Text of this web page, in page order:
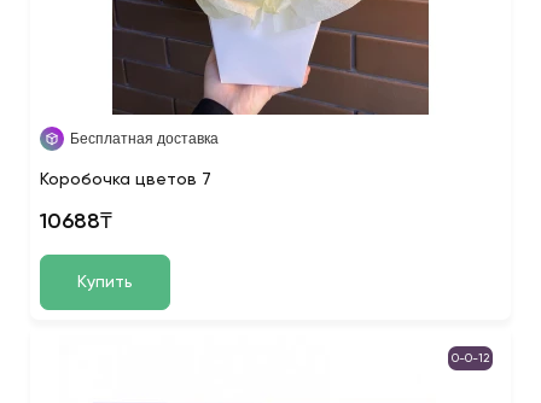
Бесплатная доставка
Коробочка цветов 7
10688₸
Купить
0-0-12